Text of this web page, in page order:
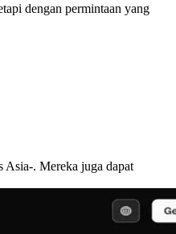
dengan permintaan yang
Asia-. Mereka juga dapat